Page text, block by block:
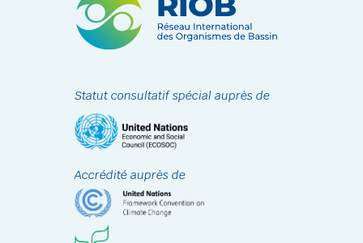
Statut consultatif spécial auprès de
Accrédité auprès de